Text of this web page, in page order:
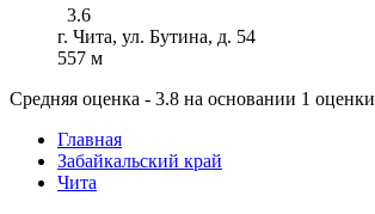
3.6
г. Чита, ул. Бутина, д. 54
557 м
Средняя оценка - 3.8 на основании 1 оценки
Главная
Забайкальский край
Чита